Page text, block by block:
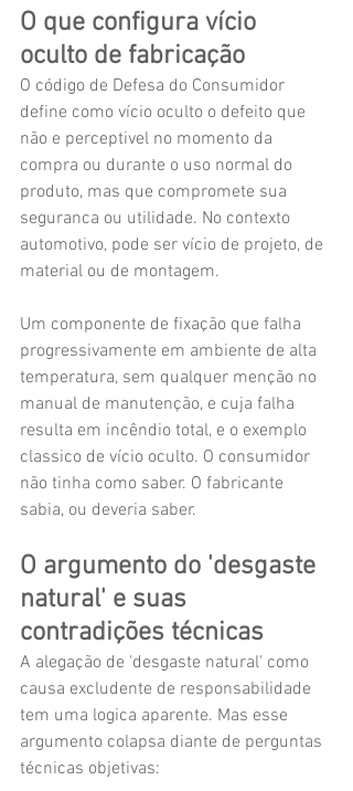
O que configura vício
oculto de fabricação
O código de Defesa do Consumidor
define como vício oculto o defeito que
não e perceptivel no momento da
compra ou durante o uso normal do
produto, mas que compromete sua
seguranca ou utilidade. No contexto
automotivo, pode ser vício de projeto, de
material ou de montagem.
Um componente de fixação que falha
progressivamente em ambiente de alta
temperatura, sem qualquer menção no
manual de manutenção, e cuja falha
resulta em incêndio total, e o exemplo
classico de vício oculto. O consumidor
não tinha como saber. O fabricante
sabia, ou deveria saber.
O argumento do 'desgaste
natural' e suas
contradições técnicas
A alegação de 'desgaste natural' como
causa excludente de responsabilidade
tem uma logica aparente. Mas esse
argumento colapsa diante de perguntas
técnicas objetivas: